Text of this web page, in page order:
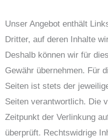
Unser Angebot enthält
Dritter, auf deren Inhalte
Deshalb können wir für
Gewähr übernehmen. Für
Seiten ist stets der
Seiten verantwortlich. Die
Zeitpunkt der Verlinkung
überprüft. Rechtswidrige